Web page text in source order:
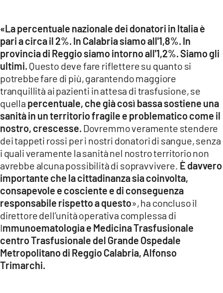
«La percentuale nazionale dei donatori in Italia è
pari a circa il 2%. In Calabria siamo all'1,8%. In
provincia di Reggio siamo intorno all'1,2%. Siamo gli
ultimi. Questo deve fare riflettere su quanto si
potrebbe fare di più, garantendo maggiore
tranquillità ai pazienti in attesa di trasfusione, se
quella percentuale, che già così bassa sostiene una
sanità in un territorio fragile e problematico come il
nostro, crescesse. Dovremmo veramente stendere
dei tappeti rossi per i nostri donatori di sangue, senza
i quali veramente la sanità nel nostro territorio non
avrebbe alcuna possibilità di sopravvivere. È davvero
importante che la cittadinanza sia coinvolta,
consapevole e cosciente e di conseguenza
responsabile rispetto a questo», ha concluso il
direttore dell’unità operativa complessa di
Immunoematologia e Medicina Trasfusionale
centro Trasfusionale del Grande Ospedale
Metropolitano di Reggio Calabria, Alfonso
Trimarchi.